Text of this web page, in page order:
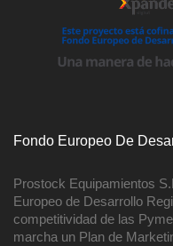
Fondo Europeo De
Prostock Equipamientos
Europeo de Desarrollo
competitividad de las
marcha un Plan de